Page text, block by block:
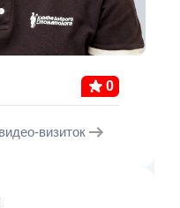
0
визиток